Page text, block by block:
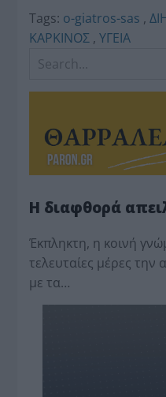
Tags: o-giatros-sas ,
ΚΑΡΚΙΝΟΣ ,ΥΓΕΙΑ
Η διαφθορά
Έκπληκτη, η κοινή
τελευταίες μέρες
με τα…